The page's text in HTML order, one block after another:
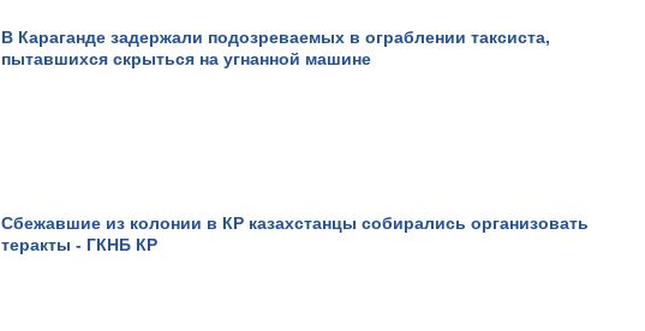
В Караганде задержали подозреваемых в ограблении таксиста,
пытавшихся скрыться на угнанной машине
Сбежавшие из колонии в КР казахстанцы собирались организовать
теракты - ГКНБ КР